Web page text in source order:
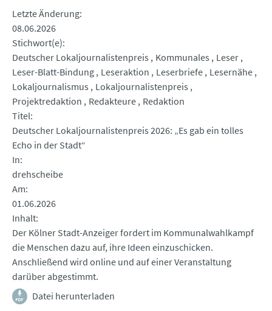
Letzte Änderung
08.06.2026
Stichwort(e)
Deutscher Lokaljournalistenpreis
Kommunales
Leser
Leser-Blatt-Bindung Leseraktion Leserbriefe Lesernähe
Lokaljournalismus
Lokaljournalistenpreis
Projektredaktion
Redakteure Redaktion
Titel
Deutscher Lokaljournalistenpreis 2026: „Es gab ein tolles
Echo in der Stadt“
In
drehscheibe
Am
01.06.2026
Inhalt
Der Kölner Stadt-Anzeiger fordert im Kommunalwahlkampf
die Menschen dazu auf, ihre Ideen einzuschicken.
Anschließend wird online und auf einer Veranstaltung
darüber abgestimmt.
Datei herunterladen